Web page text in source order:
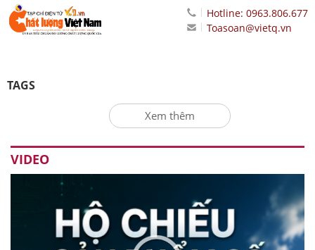
Hotline: 0963.806.677
Toasoan@vietq.vn
TAGS
Xem thêm
VIDEO